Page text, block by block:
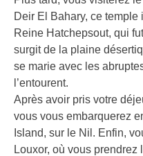
Deir El Bahary, ce
Reine Hatchepsout, qui
surgit de la plaine
se marie avec les
l’entourent.
Après avoir pris votre
vous vous embarquerez
Island, sur le Nil. Enfin,
Louxor, où vous prendrez